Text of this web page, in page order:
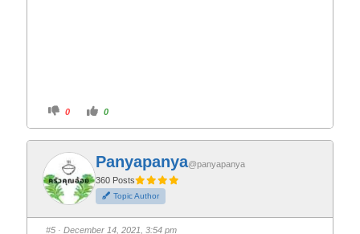
C
i
k
f
o
r
t
h
u
m
0
C
i
k
o
r
t
h
u
m
0
Panyapanya@panyapanya
360 Posts
Topic Author
#5 · December 14, 2021, 3:54 pm